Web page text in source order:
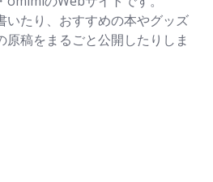
いたり、おすすめの本やグッズ
原稿をまるごと公開したりしま